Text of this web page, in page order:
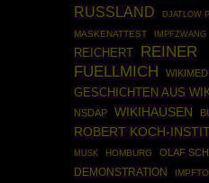
RUSSLAND DJATLOW
MASKENATTEST IMPFZWANG
REICHERT
REINER
FUELLMICH
GESCHICHTEN AUS
NSDAP WIKIHAUSEN
ROBERT KOCH-
MUSK HOMBURG OLAF
DEMONSTRATION